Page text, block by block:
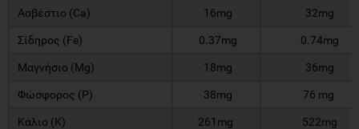
Ασβέστιο (Ca) 16mg 32mg
Σίδηρος (Fe) 0.37mg 0.74mg
Μαγνήσιο (Mg) 18mg 36mg
Φώσφορος (P) 38mg 76 mg
Κάλιο (K) 261mg 522mg